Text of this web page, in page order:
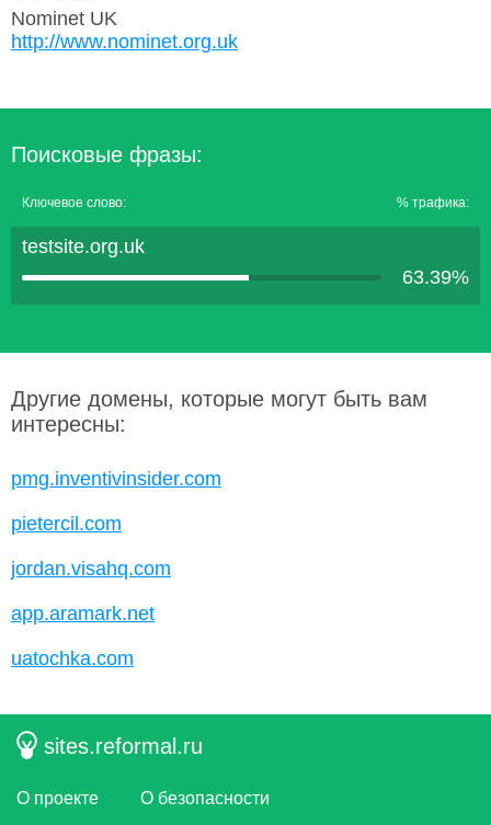
Nominet UK
http://www.nominet.org.uk
Поисковые фразы:
Ключевое слово: % трафика:
testsite.org.uk
63.39%
Другие домены, которые могут быть вам
интересны:
pmg.inventivinsider.com
pietercil.com
jordan.visahq.com
app.aramark.net
uatochka.com
sites.reformal.ru
О проекте О безопасности